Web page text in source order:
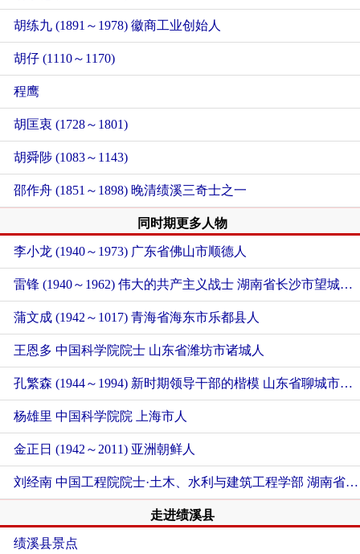
胡练九 (1891～1978) 徽商工业创始人
胡仔 (1110～1170)
程鹰
胡匡衷 (1728～1801)
胡舜陟 (1083～1143)
邵作舟 (1851～1898) 晚清绩溪三奇士之一
同时期更多人物
李小龙 (1940～1973) 广东省佛山市顺德人
雷锋 (1940～1962) 伟大的共产主义战士 湖南省长沙市望城区人
蒲文成 (1942～1017) 青海省海东市乐都县人
王恩多 中国科学院院士 山东省潍坊市诸城人
孔繁森 (1944～1994) 新时期领导干部的楷模 山东省聊城市东昌府区人
杨雄里 中国科学院院 上海市人
金正日 (1942～2011) 亚洲朝鲜人
刘经南 中国工程院院士·土木、水利与建筑工程学部 湖南省长沙市天心区人
走进绩溪县
绩溪县景点